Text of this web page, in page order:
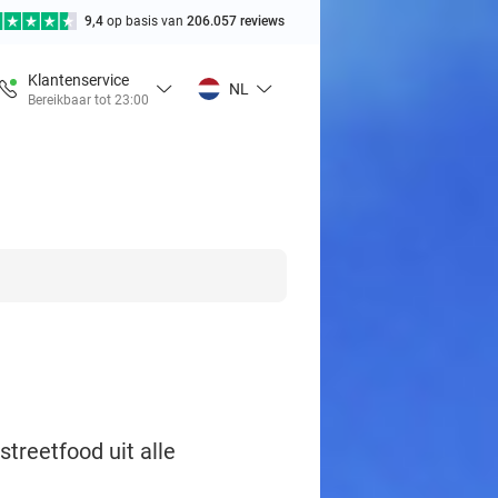
9,4 op basis van 206.057 reviews
Klantenservice
Bereikbaar tot 23:00
NL
uit alle